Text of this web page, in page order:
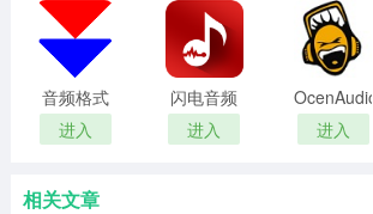
频处理软
件】
音频格式
转换软件
XRecode
进入
闪电音频
格式转换
器
进入
OcenAudio
官方最新
版
进入
相关文章